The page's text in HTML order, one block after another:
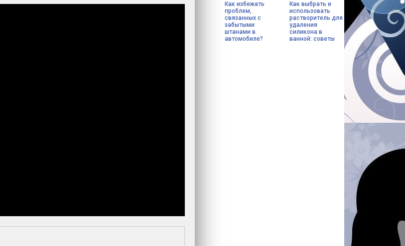
Как избежать
проблем,
связанных с
забытыми
штанами в
автомобиле?
Как выбрать и
использовать
растворитель для
удаления
силикона в
ванной: советы